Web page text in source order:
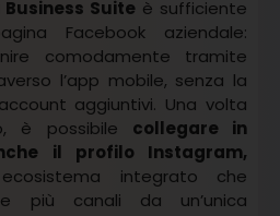
Business Suite è sufficiente
Facebook aziendale:
comodamente tramite
l’app mobile, senza la
aggiuntivi. Una volta
è possibile collegare in
il profilo Instagram,
integrato che
più canali da un’unica